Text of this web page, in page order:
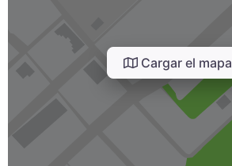
Cargar el mapa